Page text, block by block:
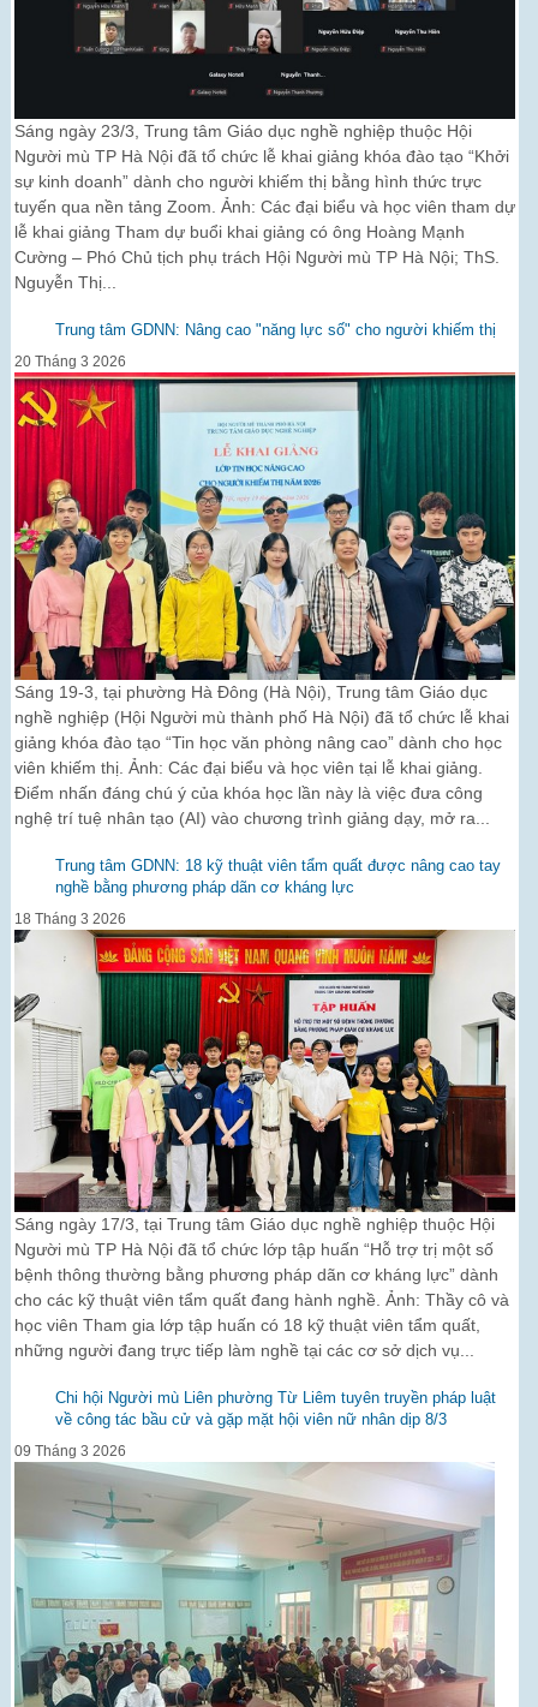
Sáng ngày 23/3, Trung tâm Giáo dục nghề nghiệp thuộc Hội
Người mù TP Hà Nội đã tổ chức lễ khai giảng khóa đào tạo “Khởi
sự kinh doanh” dành cho người khiếm thị bằng hình thức trực
tuyến qua nền tảng Zoom. Ảnh: Các đại biểu và học viên tham dự
lễ khai giảng Tham dự buổi khai giảng có ông Hoàng Mạnh
Cường – Phó Chủ tịch phụ trách Hội Người mù TP Hà Nội; ThS.
Nguyễn Thị...
Trung tâm GDNN: Nâng cao "năng lực số" cho người khiếm thị
20 Tháng 3 2026
Sáng 19-3, tại phường Hà Đông (Hà Nội), Trung tâm Giáo dục
nghề nghiệp (Hội Người mù thành phố Hà Nội) đã tổ chức lễ khai
giảng khóa đào tạo “Tin học văn phòng nâng cao” dành cho học
viên khiếm thị. Ảnh: Các đại biểu và học viên tại lễ khai giảng.
Điểm nhấn đáng chú ý của khóa học lần này là việc đưa công
nghệ trí tuệ nhân tạo (AI) vào chương trình giảng dạy, mở ra...
Trung tâm GDNN: 18 kỹ thuật viên tẩm quất được nâng cao tay
nghề bằng phương pháp dãn cơ kháng lực
18 Tháng 3 2026
Sáng ngày 17/3, tại Trung tâm Giáo dục nghề nghiệp thuộc Hội
Người mù TP Hà Nội đã tổ chức lớp tập huấn “Hỗ trợ trị một số
bệnh thông thường bằng phương pháp dãn cơ kháng lực” dành
cho các kỹ thuật viên tẩm quất đang hành nghề. Ảnh: Thầy cô và
học viên Tham gia lớp tập huấn có 18 kỹ thuật viên tẩm quất,
những người đang trực tiếp làm nghề tại các cơ sở dịch vụ...
Chi hội Người mù Liên phường Từ Liêm tuyên truyền pháp luật
về công tác bầu cử và gặp mặt hội viên nữ nhân dịp 8/3
09 Tháng 3 2026